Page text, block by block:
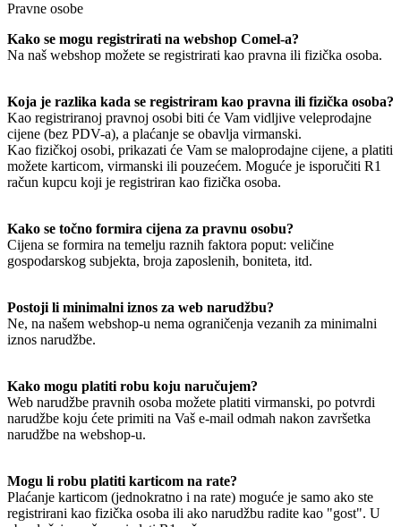
Pravne osobe
Kako se mogu registrirati na webshop Comel-a?
Na naš webshop možete se registrirati kao pravna ili fizička osoba.
Koja je razlika kada se registriram kao pravna ili fizička osoba?
Kao registriranoj pravnoj osobi biti će Vam vidljive veleprodajne
cijene (bez PDV-a), a plaćanje se obavlja virmanski.
Kao fizičkoj osobi, prikazati će Vam se maloprodajne cijene, a platiti
možete karticom, virmanski ili pouzećem. Moguće je isporučiti R1
račun kupcu koji je registriran kao fizička osoba.
Kako se točno formira cijena za pravnu osobu?
Cijena se formira na temelju raznih faktora poput: veličine
gospodarskog subjekta, broja zaposlenih, boniteta, itd.
Postoji li minimalni iznos za web narudžbu?
Ne, na našem webshop-u nema ograničenja vezanih za minimalni
iznos narudžbe.
Kako mogu platiti robu koju naručujem?
Web narudžbe pravnih osoba možete platiti virmanski, po potvrdi
narudžbe koju ćete primiti na Vaš e-mail odmah nakon završetka
narudžbe na webshop-u.
Mogu li robu platiti karticom na rate?
Plaćanje karticom (jednokratno i na rate) moguće je samo ako ste
registrirani kao fizička osoba ili ako narudžbu radite kao "gost". U